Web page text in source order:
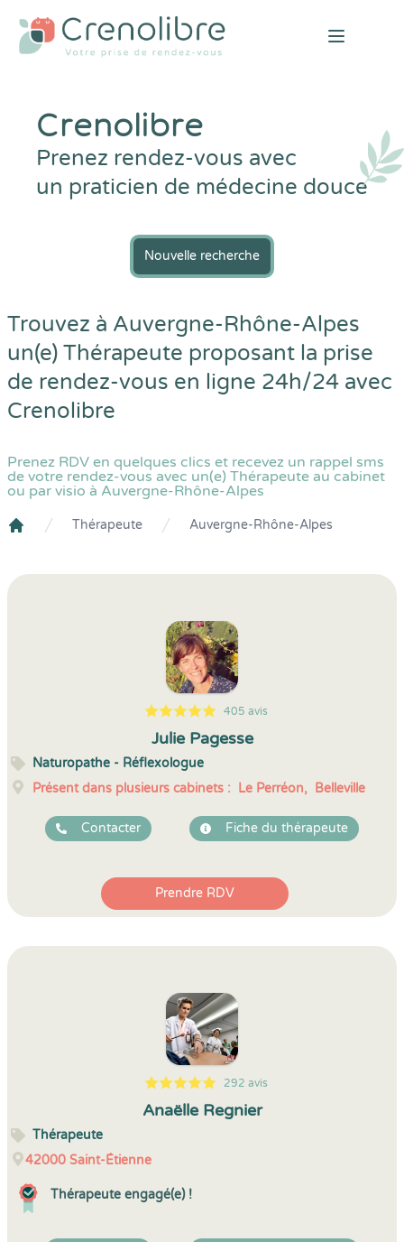
Open
Crenolibre
Prenez rendez-vous avec
un praticien de médecine douce
Nouvelle recherche
Trouvez à Auvergne-Rhône-Alpes
un(e) Thérapeute proposant la prise
de rendez-vous en ligne 24h/24 avec
Crenolibre
Prenez RDV en quelques clics et recevez un rappel sms
de votre rendez-vous avec un(e) Thérapeute au cabinet
ou par visio à Auvergne-Rhône-Alpes
Thérapeute Auvergne-Rhône-Alpes
5
1
5
405 405 avis
Julie Pagesse
Naturopathe - Réflexologue
Présent dans plusieurs cabinets : Le Perréon, Belleville
Contacter Fiche du thérapeute
Prendre RDV
5
1
5
292 292 avis
Anaëlle Regnier
Thérapeute
42000 Saint-Étienne
Thérapeute engagé(e) !